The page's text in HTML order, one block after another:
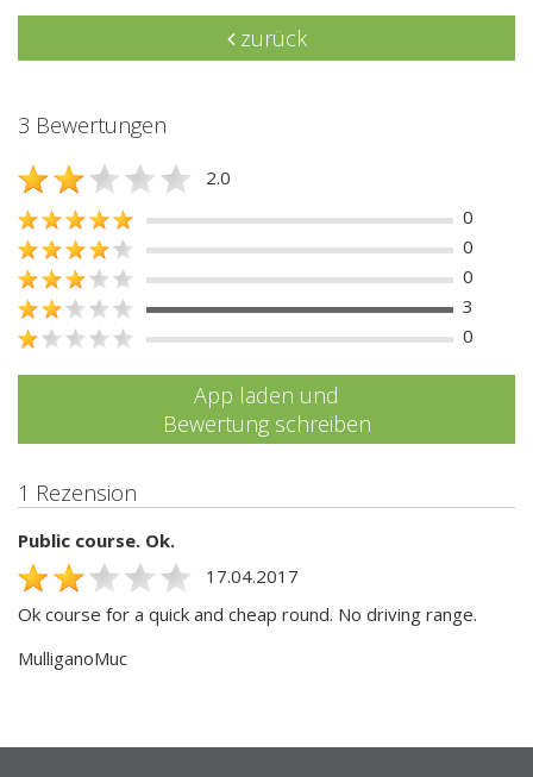
zurück
3 Bewertungen
2.0
0
0
0
3
0
App laden und
Bewertung schreiben
1 Rezension
Public course. Ok.
17.04.2017
Ok course for a quick and cheap round. No driving range.
MulliganoMuc